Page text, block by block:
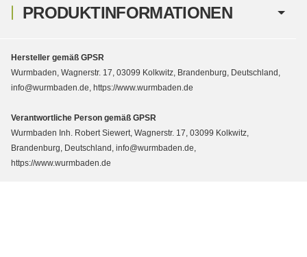
PRODUKTINFORMATIONEN
Hersteller gemäß GPSR
Wurmbaden, Wagnerstr. 17, 03099 Kolkwitz, Brandenburg, Deutschland,
info@wurmbaden.de, https://www.wurmbaden.de
Verantwortliche Person gemäß GPSR
Wurmbaden Inh. Robert Siewert, Wagnerstr. 17, 03099 Kolkwitz,
Brandenburg, Deutschland, info@wurmbaden.de,
https://www.wurmbaden.de